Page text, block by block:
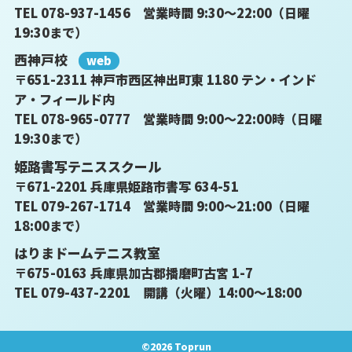
TEL 078-937-1456 営業時間 9:30～22:00（日曜
19:30まで）
西神戸校 web
〒651-2311 神戸市西区神出町東 1180 テン・インド
ア・フィールド内
TEL 078-965-0777 営業時間 9:00～22:00時（日曜
19:30まで）
姫路書写テニススクール
〒671-2201 兵庫県姫路市書写 634-51
TEL 079-267-1714 営業時間 9:00～21:00（日曜
18:00まで）
はりまドームテニス教室
〒675-0163 兵庫県加古郡播磨町古宮 1-7
TEL 079-437-2201 開講（火曜）14:00～18:00
©2026 Toprun